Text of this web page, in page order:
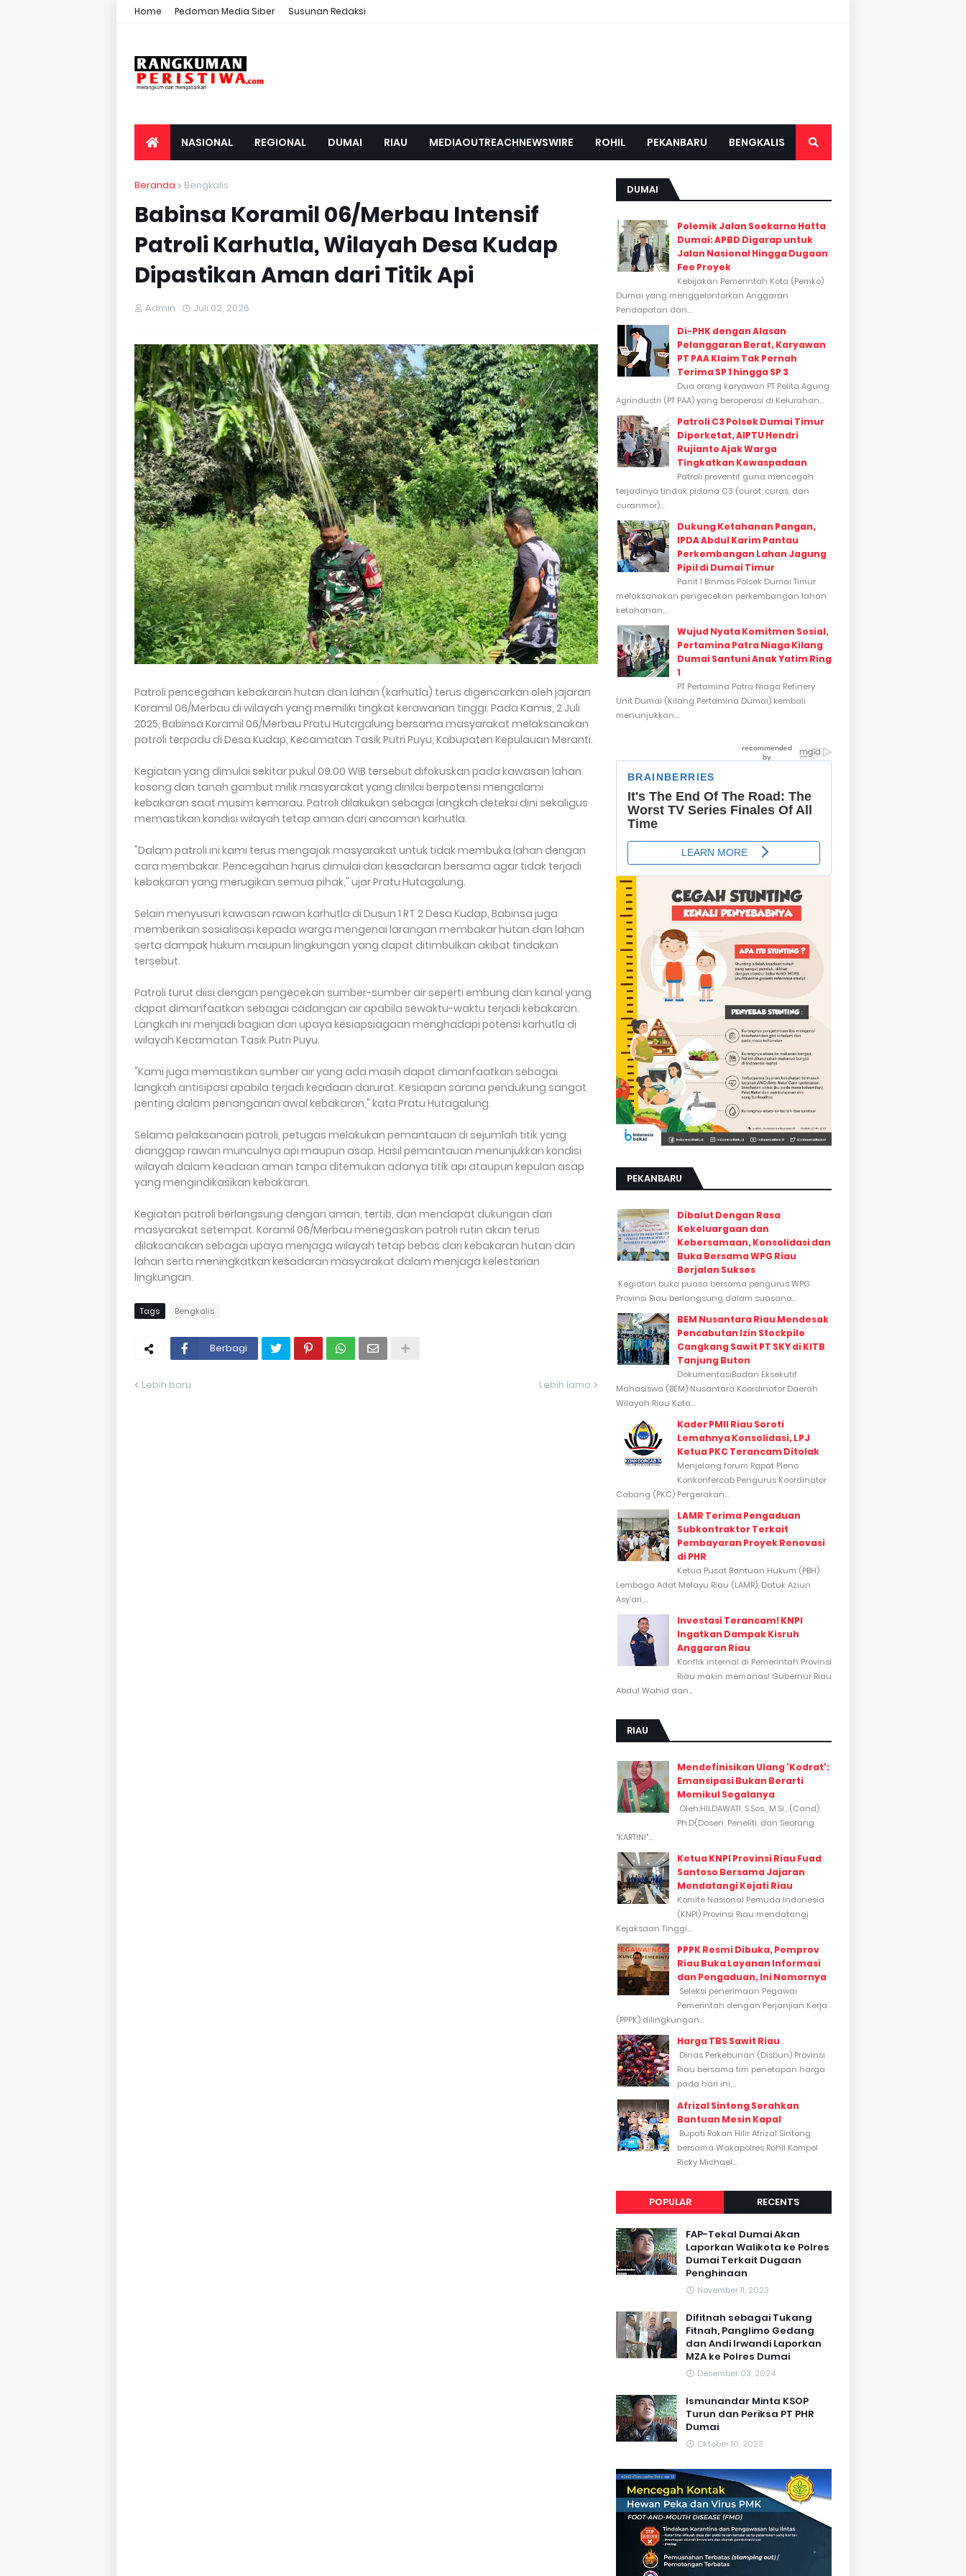
Home Pedoman Media Siber Susunan Redaksi
NASIONAL REGIONAL DUMAI RIAU MEDIAOUTREACHNEWSWIRE ROHIL PEKANBARU BENGKALIS
Beranda Bengkalis
Babinsa Koramil 06/Merbau Intensif
Patroli Karhutla, Wilayah Desa Kudap
Dipastikan Aman dari Titik Api
Admin Juli 02, 2026
Patroli pencegahan kebakaran hutan dan lahan (karhutla) terus digencarkan oleh jajaran
Koramil 06/Merbau di wilayah yang memiliki tingkat kerawanan tinggi. Pada Kamis, 2 Juli
2025, Babinsa Koramil 06/Merbau Pratu Hutagalung bersama masyarakat melaksanakan
patroli terpadu di Desa Kudap, Kecamatan Tasik Putri Puyu, Kabupaten Kepulauan Meranti.
Kegiatan yang dimulai sekitar pukul 09.00 WIB tersebut difokuskan pada kawasan lahan
kosong dan tanah gambut milik masyarakat yang dinilai berpotensi mengalami
kebakaran saat musim kemarau. Patroli dilakukan sebagai langkah deteksi dini sekaligus
memastikan kondisi wilayah tetap aman dari ancaman karhutla.
"Dalam patroli ini kami terus mengajak masyarakat untuk tidak membuka lahan dengan
cara membakar. Pencegahan harus dimulai dari kesadaran bersama agar tidak terjadi
kebakaran yang merugikan semua pihak," ujar Pratu Hutagalung.
Selain menyusuri kawasan rawan karhutla di Dusun 1 RT 2 Desa Kudap, Babinsa juga
memberikan sosialisasi kepada warga mengenai larangan membakar hutan dan lahan
serta dampak hukum maupun lingkungan yang dapat ditimbulkan akibat tindakan
tersebut.
Patroli turut diisi dengan pengecekan sumber-sumber air seperti embung dan kanal yang
dapat dimanfaatkan sebagai cadangan air apabila sewaktu-waktu terjadi kebakaran.
Langkah ini menjadi bagian dari upaya kesiapsiagaan menghadapi potensi karhutla di
wilayah Kecamatan Tasik Putri Puyu.
"Kami juga memastikan sumber air yang ada masih dapat dimanfaatkan sebagai
langkah antisipasi apabila terjadi keadaan darurat. Kesiapan sarana pendukung sangat
penting dalam penanganan awal kebakaran," kata Pratu Hutagalung.
Selama pelaksanaan patroli, petugas melakukan pemantauan di sejumlah titik yang
dianggap rawan munculnya api maupun asap. Hasil pemantauan menunjukkan kondisi
wilayah dalam keadaan aman tanpa ditemukan adanya titik api ataupun kepulan asap
yang mengindikasikan kebakaran.
Kegiatan patroli berlangsung dengan aman, tertib, dan mendapat dukungan dari
masyarakat setempat. Koramil 06/Merbau menegaskan patroli rutin akan terus
dilaksanakan sebagai upaya menjaga wilayah tetap bebas dari kebakaran hutan dan
lahan serta meningkatkan kesadaran masyarakat dalam menjaga kelestarian
lingkungan.
Tags Bengkalis
Berbagi
Lebih baru Lebih lama
DUMAI
Polemik Jalan Soekarno Hatta
Dumai: APBD Digarap untuk
Jalan Nasional Hingga Dugaan
Fee Proyek
Kebijakan Pemerintah Kota (Pemko)
Dumai yang menggelontorkan Anggaran
Pendapatan dan...
Di-PHK dengan Alasan
Pelanggaran Berat, Karyawan
PT PAA Klaim Tak Pernah
Terima SP 1 hingga SP 3
Dua orang karyawan PT Pelita Agung
Agrindustri (PT PAA) yang beroperasi di Kelurahan...
Patroli C3 Polsek Dumai Timur
Diperketat, AIPTU Hendri
Rujianto Ajak Warga
Tingkatkan Kewaspadaan
Patroli preventif guna mencegah
terjadinya tindak pidana C3 (curat, curas, dan
curanmor)...
Dukung Ketahanan Pangan,
IPDA Abdul Karim Pantau
Perkembangan Lahan Jagung
Pipil di Dumai Timur
Panit 1 Binmas Polsek Dumai Timur
melaksanakan pengecekan perkembangan lahan
ketahanan...
Wujud Nyata Komitmen Sosial,
Pertamina Patra Niaga Kilang
Dumai Santuni Anak Yatim Ring
1
PT Pertamina Patra Niaga Refinery
Unit Dumai (Kilang Pertamina Dumai) kembali
menunjukkan...
PEKANBARU
Dibalut Dengan Rasa
Kekeluargaan dan
Kebersamaan, Konsolidasi dan
Buka Bersama WPG Riau
Berjalan Sukses
Kegiatan buka puasa bersama pengurus WPG
Provinsi Riau berlangsung dalam suasana...
BEM Nusantara Riau Mendesak
Pencabutan Izin Stockpile
Cangkang Sawit PT SKY di KITB
Tanjung Buton
DokumentasiBadan Eksekutif
Mahasiswa (BEM) Nusantara Koordinator Daerah
Wilayah Riau Kota...
Kader PMII Riau Soroti
Lemahnya Konsolidasi, LPJ
Ketua PKC Terancam Ditolak
Menjelang forum Rapat Pleno
Konkonfercab Pengurus Koordinator
Cabang (PKC) Pergerakan...
LAMR Terima Pengaduan
Subkontraktor Terkait
Pembayaran Proyek Renovasi
di PHR
Ketua Pusat Bantuan Hukum (PBH)
Lembaga Adat Melayu Riau (LAMR), Datuk Aziun
Asy’ari,...
Investasi Terancam! KNPI
Ingatkan Dampak Kisruh
Anggaran Riau
Konflik internal di Pemerintah Provinsi
Riau makin memanas! Gubernur Riau
Abdul Wahid dan...
RIAU
Mendefinisikan Ulang 'Kodrat':
Emansipasi Bukan Berarti
Memikul Segalanya
Oleh:HILDAWATI, S.Sos., M.Si., (Cand)
Ph.D(Dosen, Peneliti, dan Seorang
"KARTINI"...
Ketua KNPI Provinsi Riau Fuad
Santoso Bersama Jajaran
Mendatangi Kejati Riau
Komite Nasional Pemuda Indonesia
(KNPI) Provinsi Riau mendatangi
Kejaksaan Tinggi...
PPPK Resmi Dibuka, Pemprov
Riau Buka Layanan Informasi
dan Pengaduan, Ini Nomornya
Seleksi penerimaan Pegawai
Pemerintah dengan Perjanjian Kerja
(PPPK) dilingkungan...
Harga TBS Sawit Riau
Dinas Perkebunan (Disbun) Provinsi
Riau bersama tim penetapan harga
pada hari ini,...
Afrizal Sintong Serahkan
Bantuan Mesin Kapal
Bupati Rokan Hilir Afrizal Sintong
bersama Wakapolres Rohil Kompol
Ricky Michael...
POPULAR RECENTS
FAP-Tekal Dumai Akan
Laporkan Walikota ke Polres
Dumai Terkait Dugaan
Penghinaan
November 11, 2023
Difitnah sebagai Tukang
Fitnah, Panglimo Gedang
dan Andi Irwandi Laporkan
MZA ke Polres Dumai
Desember 03, 2024
Ismunandar Minta KSOP
Turun dan Periksa PT PHR
Dumai
Oktober 10, 2023